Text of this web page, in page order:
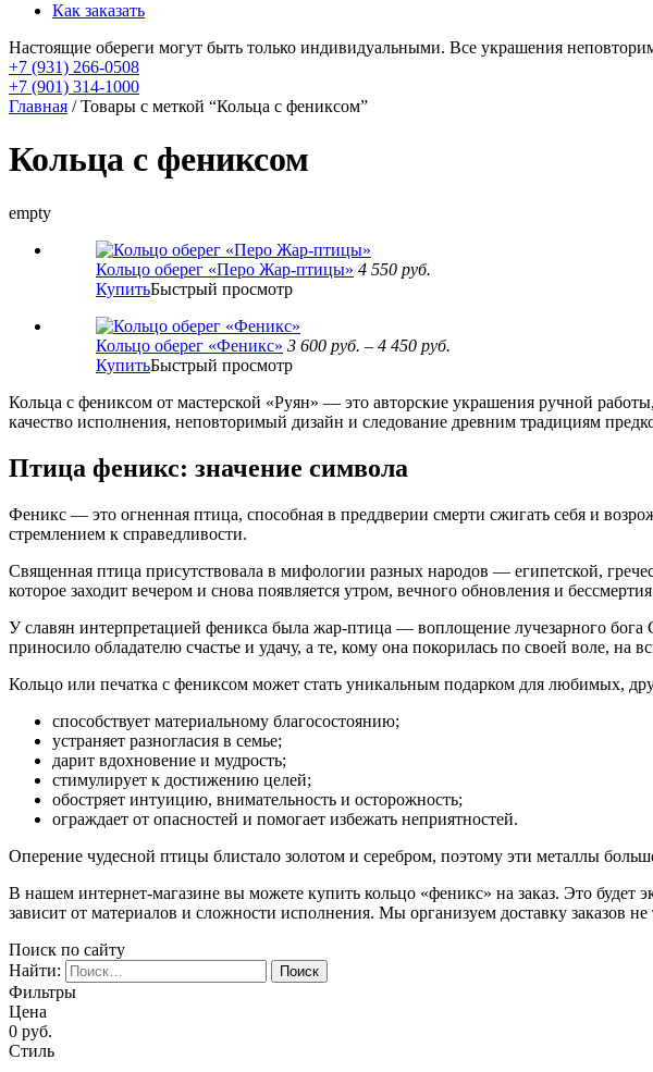
Как заказать
Настоящие обереги могут быть только индивидуальными. Все украшения
+7 (931) 266-0508
+7 (901) 314-1000
Главная / Товары с меткой “Кольца с фениксом”
Кольца с фениксом
empty
Кольцо оберег «Перо Жар-птицы» 4 550 руб.
КупитьБыстрый просмотр
Кольцо оберег «Феникс» 3 600 руб. – 4 450 руб.
КупитьБыстрый просмотр
Кольца с фениксом от мастерской «Руян» — это авторские украшения ручной
качество исполнения, неповторимый дизайн и следование древним традициям
Птица феникс: значение символа
Феникс — это огненная птица, способная в преддверии смерти сжигать себя и
стремлением к справедливости.
Священная птица присутствовала в мифологии разных народов — египетской,
которое заходит вечером и снова появляется утром, вечного обновления и
У славян интерпретацией феникса была жар-птица — воплощение лучезарного
приносило обладателю счастье и удачу, а те, кому она покорилась по своей воле,
Кольцо или печатка с фениксом может стать уникальным подарком для любимых,
способствует материальному благосостоянию;
устраняет разногласия в семье;
дарит вдохновение и мудрость;
стимулирует к достижению целей;
обостряет интуицию, внимательность и осторожность;
ограждает от опасностей и помогает избежать неприятностей.
Оперение чудесной птицы блистало золотом и серебром, поэтому эти металлы
В нашем интернет-магазине вы можете купить кольцо «феникс» на заказ. Это
зависит от материалов и сложности исполнения. Мы организуем доставку
Поиск по сайту
Найти:
Фильтры
Цена
0 руб.
Стиль